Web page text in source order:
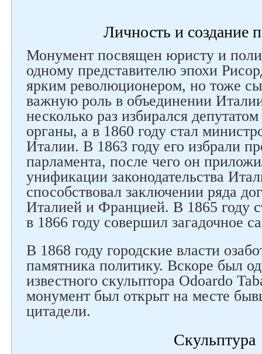
Личность и создание
Монумент посвящен юристу и
одному представителю эпохи
ярким революционером, но тоже
важную роль в объединении
несколько раз избирался
органы, а в 1860 году стал
Италии. В 1863 году его избрали
парламента, после чего он
унификации законодательства
способствовал заключении ряда
Италией и Францией. В 1865 году
в 1866 году совершил загадочное
В 1868 году городские власти
памятника политику. Вскоре был
известного скульптора Odoardo
монумент был открыт на месте
цитадели.
Скульптура
Следите за нами в соцсетях